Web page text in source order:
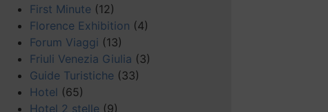
First Minute (12)
Florence Exhibition (4)
Forum Viaggi (13)
Friuli Venezia Giulia (3)
Guide Turistiche (33)
Hotel (65)
Hotel 2 stelle (9)